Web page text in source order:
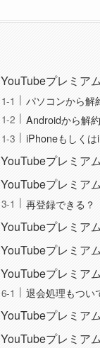
YouTubeプレミア
パソコンから解
Androidから解
iPhoneもしく
YouTubeプレミア
YouTubeプレミア
再登録できる？
YouTubeプレミア
YouTubeプレミア
YouTubeプレミア
退会処理もつい
YouTubeプレミア
YouTubeプレミア